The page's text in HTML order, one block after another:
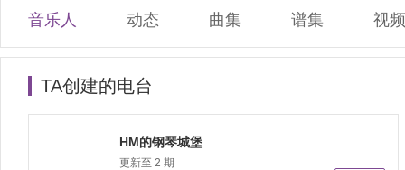
音乐人 动态 曲集 谱集 视频
TA创建的电台
HM的钢琴城堡
更新至 2 期